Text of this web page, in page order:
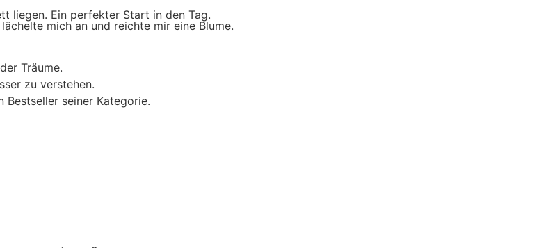
liegen. Ein perfekter Start in den Tag.
mich an und reichte mir eine Blume.
Träume.
zu verstehen.
Bestseller seiner Kategorie.